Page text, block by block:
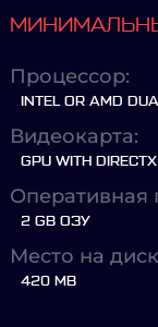
Процессор:
INTEL OR AMD
Видеокарта:
GPU WITH
Оперативная
2 GB ОЗУ
Место на
420 MB